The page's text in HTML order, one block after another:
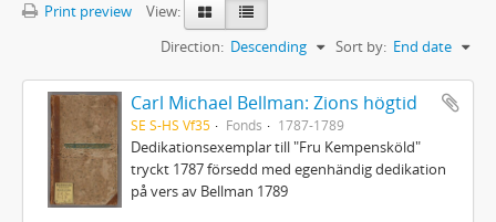
Print preview
View:
Sort by: End date
Direction: Descending
Carl Michael Bellman: Zions högtid
SE S-HS Vf35 Fonds 1787-1789
Dedikationsexemplar till "Fru Kempensköld"
tryckt 1787 försedd med egenhändig dedikation
på vers av Bellman 1789